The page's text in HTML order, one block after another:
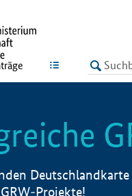
LISTE
Projekte!